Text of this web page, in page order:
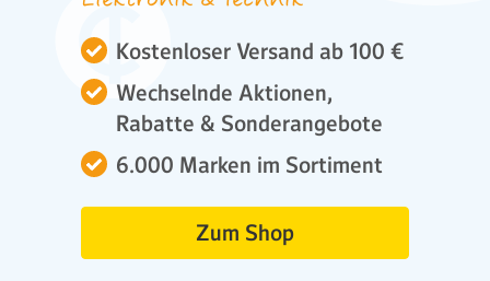
Kostenloser Versand ab 100 €
Wechselnde Aktionen,
Rabatte & Sonderangebote
6.000 Marken im Sortiment
Zum Shop